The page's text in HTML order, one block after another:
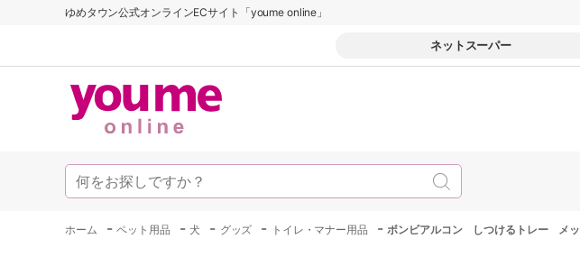
ゆめタウン公式オンラインECサイト「youme online」
ネットスーパー
ホーム -ペット用品 -犬 - グッズ - トイレ・マナー用品 -ボンビアルコン しつけるトレー メ